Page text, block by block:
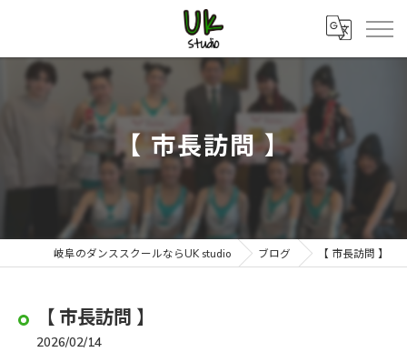
【 市長訪問 】
岐阜のダンススクールならUK studio ブログ 【 市長訪問 】
【 市長訪問 】
2026/02/14